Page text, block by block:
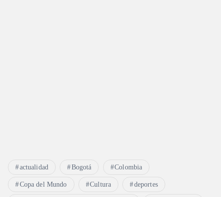
actualidad Bogotá Colombia
Copa del Mundo Cultura deportes